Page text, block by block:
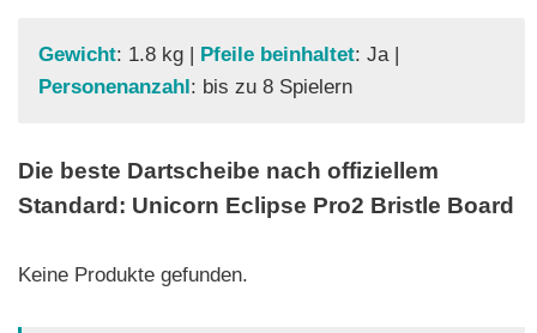
Gewicht: 1.8 kg | Pfeile beinhaltet: Ja |
Personenanzahl: bis zu 8 Spielern
Die beste Dartscheibe nach offiziellem
Standard: Unicorn Eclipse Pro2 Bristle Board
Keine Produkte gefunden.